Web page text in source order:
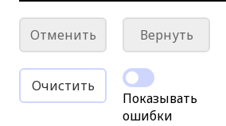
Отменить Вернуть
Очистить
Показывать
ошибки